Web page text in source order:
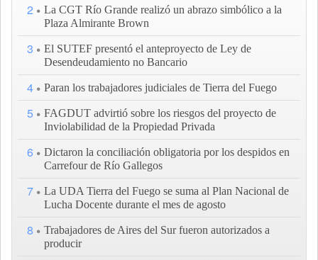
2
La CGT Río Grande realizó un abrazo simbólico a la
Plaza Almirante Brown
3
El SUTEF presentó el anteproyecto de Ley de
Desendeudamiento no Bancario
4 Paran los trabajadores judiciales de Tierra del Fuego
5
FAGDUT advirtió sobre los riesgos del proyecto de
Inviolabilidad de la Propiedad Privada
6
Dictaron la conciliación obligatoria por los despidos en
Carrefour de Río Gallegos
7
La UDA Tierra del Fuego se suma al Plan Nacional de
Lucha Docente durante el mes de agosto
8
Trabajadores de Aires del Sur fueron autorizados a
producir